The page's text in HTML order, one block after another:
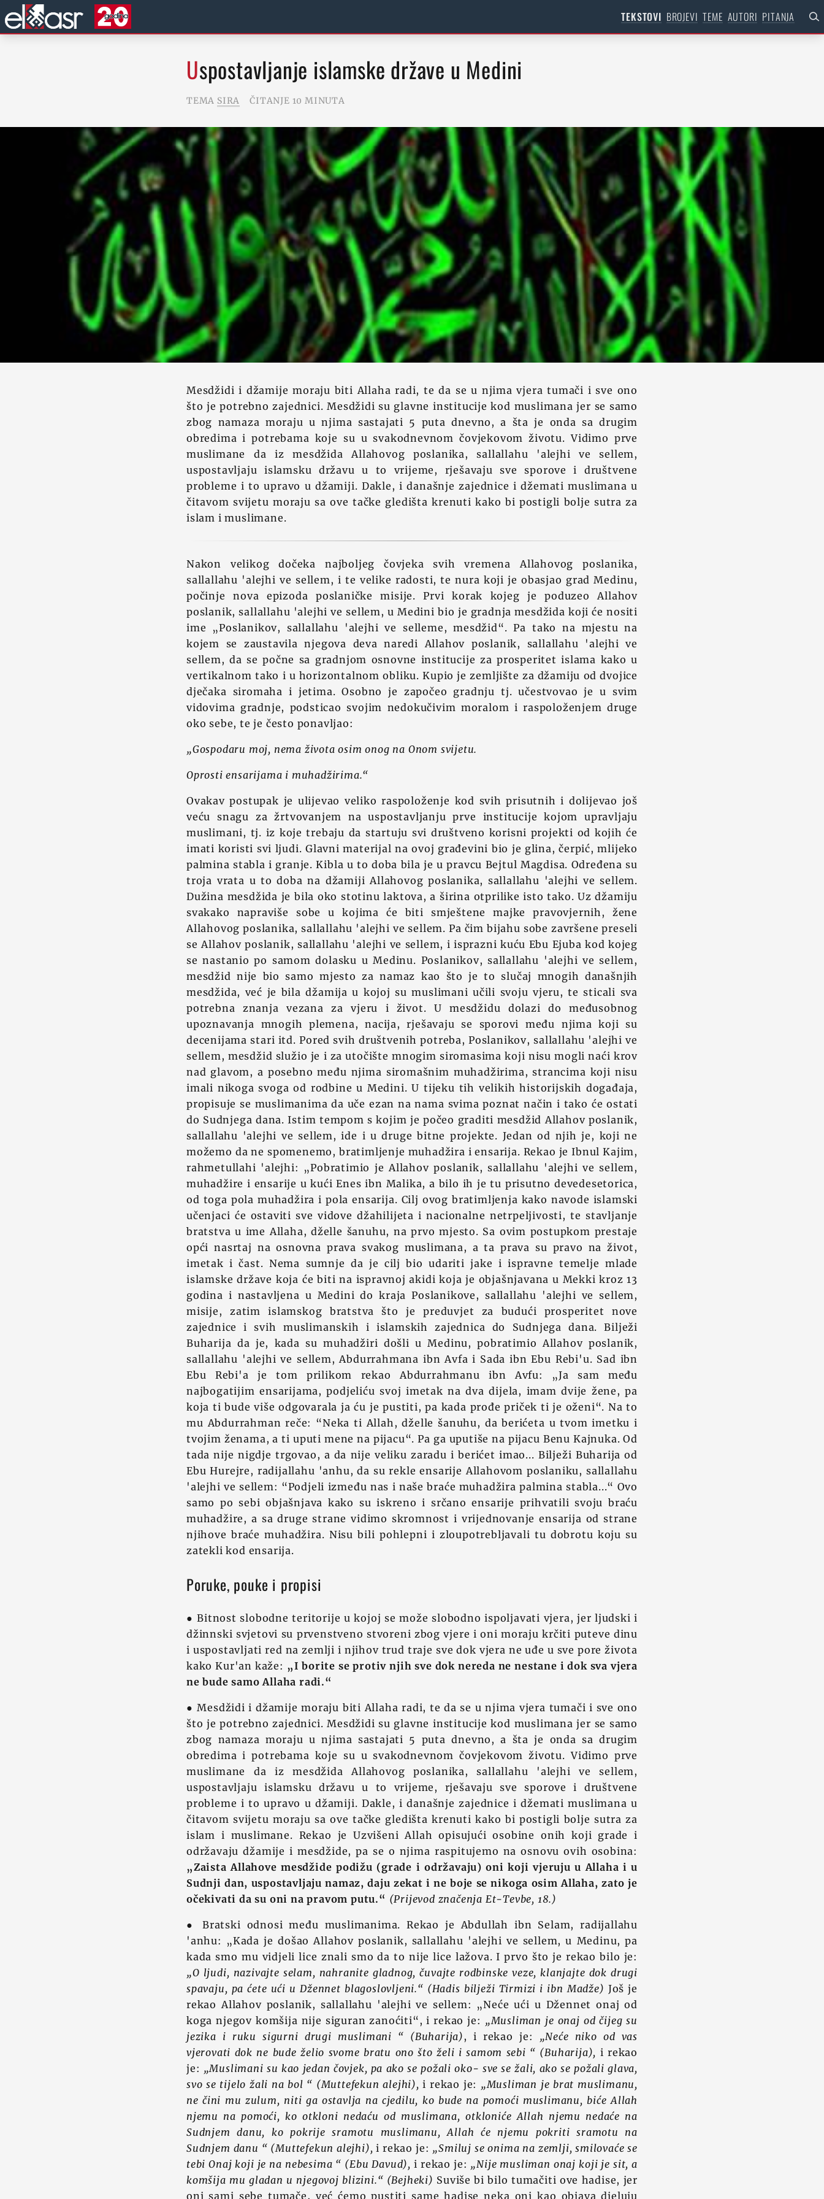
TEKSTOVI BROJEVI TEME AUTORI PITANJA
Uspostavljanje islamske države u Medini
TEMA SIRA ČITANJE 10 MINUTA
Mesdžidi i džamije moraju biti Allaha radi, te da se u njima vjera tumači i sve ono
što je potrebno zajednici. Mesdžidi su glavne institucije kod muslimana jer se samo
zbog namaza moraju u njima sastajati 5 puta dnevno, a šta je onda sa drugim
obredima i potrebama koje su u svakodnevnom čovjekovom životu. Vidimo prve
muslimane da iz mesdžida Allahovog poslanika, sallallahu 'alejhi ve sellem,
uspostavljaju islamsku državu u to vrijeme, rješavaju sve sporove i društvene
probleme i to upravo u džamiji. Dakle, i današnje zajednice i džemati muslimana u
čitavom svijetu moraju sa ove tačke gledišta krenuti kako bi postigli bolje sutra za
islam i muslimane.
Nakon velikog dočeka najboljeg čovjeka svih vremena Allahovog poslanika,
sallallahu 'alejhi ve sellem, i te velike radosti, te nura koji je obasjao grad Medinu,
počinje nova epizoda poslaničke misije. Prvi korak kojeg je poduzeo Allahov
poslanik, sallallahu 'alejhi ve sellem, u Medini bio je gradnja mesdžida koji će nositi
ime „Poslanikov, sallallahu 'alejhi ve selleme, mesdžid“. Pa tako na mjestu na
kojem se zaustavila njegova deva naredi Allahov poslanik, sallallahu 'alejhi ve
sellem, da se počne sa gradnjom osnovne institucije za prosperitet islama kako u
vertikalnom tako i u horizontalnom obliku. Kupio je zemljište za džamiju od dvojice
dječaka siromaha i jetima. Osobno je započeo gradnju tj. učestvovao je u svim
vidovima gradnje, podsticao svojim nedokučivim moralom i raspoloženjem druge
oko sebe, te je često ponavljao:
„Gospodaru moj, nema života osim onog na Onom svijetu.
Oprosti ensarijama i muhadžirima.“
Ovakav postupak je ulijevao veliko raspoloženje kod svih prisutnih i dolijevao još
veću snagu za žrtvovanjem na uspostavljanju prve institucije kojom upravljaju
muslimani, tj. iz koje trebaju da startuju svi društveno korisni projekti od kojih će
imati koristi svi ljudi. Glavni materijal na ovoj građevini bio je glina, čerpić, mlijeko
palmina stabla i granje. Kibla u to doba bila je u pravcu Bejtul Magdisa. Određena su
troja vrata u to doba na džamiji Allahovog poslanika, sallallahu 'alejhi ve sellem.
Dužina mesdžida je bila oko stotinu laktova, a širina otprilike isto tako. Uz džamiju
svakako napraviše sobe u kojima će biti smještene majke pravovjernih, žene
Allahovog poslanika, sallallahu 'alejhi ve sellem. Pa čim bijahu sobe završene preseli
se Allahov poslanik, sallallahu 'alejhi ve sellem, i isprazni kuću Ebu Ejuba kod kojeg
se nastanio po samom dolasku u Medinu. Poslanikov, sallallahu 'alejhi ve sellem,
mesdžid nije bio samo mjesto za namaz kao što je to slučaj mnogih današnjih
mesdžida, već je bila džamija u kojoj su muslimani učili svoju vjeru, te sticali sva
potrebna znanja vezana za vjeru i život. U mesdžidu dolazi do međusobnog
upoznavanja mnogih plemena, nacija, rješavaju se sporovi među njima koji su
decenijama stari itd. Pored svih društvenih potreba, Poslanikov, sallallahu 'alejhi ve
sellem, mesdžid služio je i za utočište mnogim siromasima koji nisu mogli naći krov
nad glavom, a posebno među njima siromašnim muhadžirima, strancima koji nisu
imali nikoga svoga od rodbine u Medini. U tijeku tih velikih historijskih događaja,
propisuje se muslimanima da uče ezan na nama svima poznat način i tako će ostati
do Sudnjega dana. Istim tempom s kojim je počeo graditi mesdžid Allahov poslanik,
sallallahu 'alejhi ve sellem, ide i u druge bitne projekte. Jedan od njih je, koji ne
možemo da ne spomenemo, bratimljenje muhadžira i ensarija. Rekao je Ibnul Kajim,
rahmetullahi 'alejhi: „Pobratimio je Allahov poslanik, sallallahu 'alejhi ve sellem,
muhadžire i ensarije u kući Enes ibn Malika, a bilo ih je tu prisutno devedesetorica,
od toga pola muhadžira i pola ensarija. Cilj ovog bratimljenja kako navode islamski
učenjaci će ostaviti sve vidove džahilijeta i nacionalne netrpeljivosti, te stavljanje
bratstva u ime Allaha, dželle šanuhu, na prvo mjesto. Sa ovim postupkom prestaje
opći nasrtaj na osnovna prava svakog muslimana, a ta prava su pravo na život,
imetak i čast. Nema sumnje da je cilj bio udariti jake i ispravne temelje mlade
islamske države koja će biti na ispravnoj akidi koja je objašnjavana u Mekki kroz 13
godina i nastavljena u Medini do kraja Poslanikove, sallallahu 'alejhi ve sellem,
misije, zatim islamskog bratstva što je preduvjet za budući prosperitet nove
zajednice i svih muslimanskih i islamskih zajednica do Sudnjega dana. Bilježi
Buharija da je, kada su muhadžiri došli u Medinu, pobratimio Allahov poslanik,
sallallahu 'alejhi ve sellem, Abdurrahmana ibn Avfa i Sada ibn Ebu Rebi'u. Sad ibn
Ebu Rebi'a je tom prilikom rekao Abdurrahmanu ibn Avfu: „Ja sam među
najbogatijim ensarijama, podjeliću svoj imetak na dva dijela, imam dvije žene, pa
koja ti bude više odgovarala ja ću je pustiti, pa kada prođe priček ti je oženi“. Na to
mu Abdurrahman reče: “Neka ti Allah, dželle šanuhu, da berićeta u tvom imetku i
tvojim ženama, a ti uputi mene na pijacu“. Pa ga uputiše na pijacu Benu Kajnuka. Od
tada nije nigdje trgovao, a da nije veliku zaradu i berićet imao... Bilježi Buharija od
Ebu Hurejre, radijallahu 'anhu, da su rekle ensarije Allahovom poslaniku, sallallahu
'alejhi ve sellem: “Podjeli između nas i naše braće muhadžira palmina stabla...“ Ovo
samo po sebi objašnjava kako su iskreno i srčano ensarije prihvatili svoju braću
muhadžire, a sa druge strane vidimo skromnost i vrijednovanje ensarija od strane
njihove braće muhadžira. Nisu bili pohlepni i zloupotrebljavali tu dobrotu koju su
zatekli kod ensarija.
Poruke, pouke i propisi
● Bitnost slobodne teritorije u kojoj se može slobodno ispoljavati vjera, jer ljudski i
džinnski svjetovi su prvenstveno stvoreni zbog vjere i oni moraju krčiti puteve dinu
i uspostavljati red na zemlji i njihov trud traje sve dok vjera ne uđe u sve pore života
kako Kur'an kaže: „I borite se protiv njih sve dok nereda ne nestane i dok sva vjera
ne bude samo Allaha radi.“
● Mesdžidi i džamije moraju biti Allaha radi, te da se u njima vjera tumači i sve ono
što je potrebno zajednici. Mesdžidi su glavne institucije kod muslimana jer se samo
zbog namaza moraju u njima sastajati 5 puta dnevno, a šta je onda sa drugim
obredima i potrebama koje su u svakodnevnom čovjekovom životu. Vidimo prve
muslimane da iz mesdžida Allahovog poslanika, sallallahu 'alejhi ve sellem,
uspostavljaju islamsku državu u to vrijeme, rješavaju sve sporove i društvene
probleme i to upravo u džamiji. Dakle, i današnje zajednice i džemati muslimana u
čitavom svijetu moraju sa ove tačke gledišta krenuti kako bi postigli bolje sutra za
islam i muslimane. Rekao je Uzvišeni Allah opisujući osobine onih koji grade i
održavaju džamije i mesdžide, pa se o njima raspitujemo na osnovu ovih osobina:
„Zaista Allahove mesdžide podižu (grade i održavaju) oni koji vjeruju u Allaha i u
Sudnji dan, uspostavljaju namaz, daju zekat i ne boje se nikoga osim Allaha, zato je
očekivati da su oni na pravom putu.“ (Prijevod značenja Et-Tevbe, 18.)
● Bratski odnosi među muslimanima. Rekao je Abdullah ibn Selam, radijallahu
'anhu: „Kada je došao Allahov poslanik, sallallahu 'alejhi ve sellem, u Medinu, pa
kada smo mu vidjeli lice znali smo da to nije lice lažova. I prvo što je rekao bilo je:
„O ljudi, nazivajte selam, nahranite gladnog, čuvajte rodbinske veze, klanjajte dok drugi
spavaju, pa ćete ući u Džennet blagoslovljeni.“ (Hadis bilježi Tirmizi i ibn Madže) Još je
rekao Allahov poslanik, sallallahu 'alejhi ve sellem: „Neće ući u Džennet onaj od
koga njegov komšija nije siguran zanoćiti“, i rekao je: „Musliman je onaj od čijeg su
jezika i ruku sigurni drugi muslimani “ (Buharija), i rekao je: „Neće niko od vas
vjerovati dok ne bude želio svome bratu ono što želi i samom sebi “ (Buharija), i rekao
je: „Muslimani su kao jedan čovjek, pa ako se požali oko- sve se žali, ako se požali glava,
svo se tijelo žali na bol “ (Muttefekun alejhi), i rekao je: „Musliman je brat muslimanu,
ne čini mu zulum, niti ga ostavlja na cjedilu, ko bude na pomoći muslimanu, biće Allah
njemu na pomoći, ko otkloni nedaću od muslimana, otkloniće Allah njemu nedaće na
Sudnjem danu, ko pokrije sramotu muslimanu, Allah će njemu pokriti sramotu na
Sudnjem danu “ (Muttefekun alejhi),i rekao je: „Smiluj se onima na zemlji, smilovaće se
tebi Onaj koji je na nebesima “ (Ebu Davud),i rekao je: „Nije musliman onaj koji je sit, a
komšija mu gladan u njegovoj blizini.“ (Bejheki) Suviše bi bilo tumačiti ove hadise, jer
oni sami sebe tumače, već ćemo pustiti same hadise neka oni kao objava djeluju